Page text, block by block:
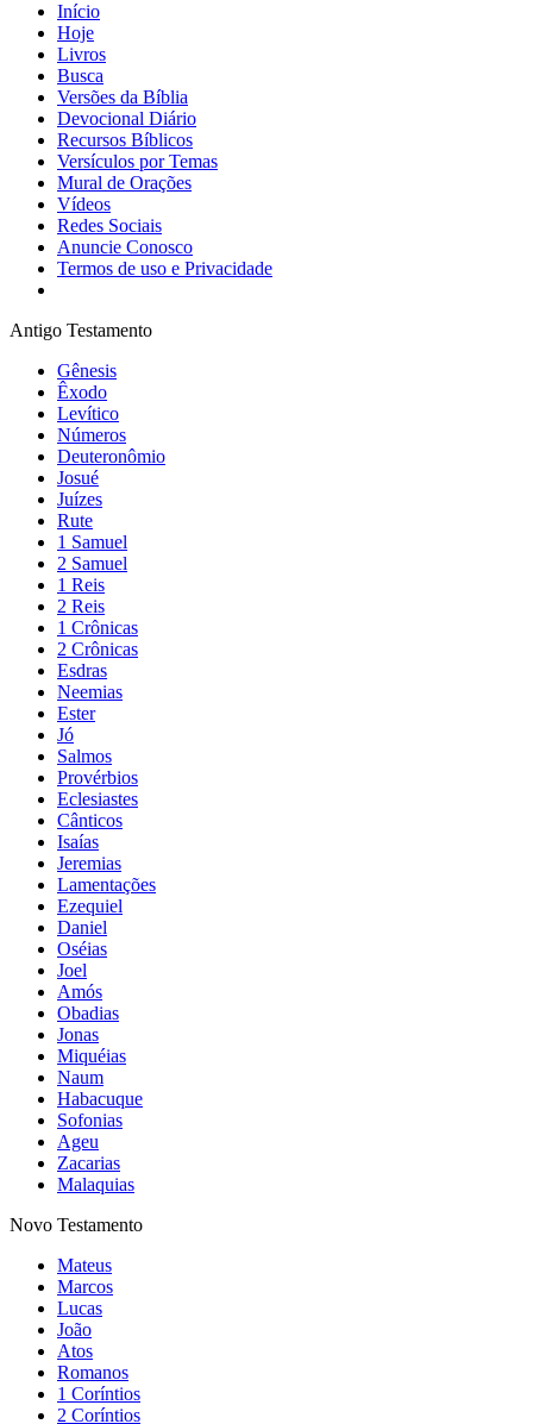
Início
Hoje
Livros
Busca
Versões da Bíblia
Devocional Diário
Recursos Bíblicos
Versículos por Temas
Mural de Orações
Vídeos
Redes Sociais
Anuncie Conosco
Termos de uso e Privacidade
Antigo Testamento
Gênesis
Êxodo
Levítico
Números
Deuteronômio
Josué
Juízes
Rute
1 Samuel
2 Samuel
1 Reis
2 Reis
1 Crônicas
2 Crônicas
Esdras
Neemias
Ester
Jó
Salmos
Provérbios
Eclesiastes
Cânticos
Isaías
Jeremias
Lamentações
Ezequiel
Daniel
Oséias
Joel
Amós
Obadias
Jonas
Miquéias
Naum
Habacuque
Sofonias
Ageu
Zacarias
Malaquias
Novo Testamento
Mateus
Marcos
Lucas
João
Atos
Romanos
1 Coríntios
2 Coríntios